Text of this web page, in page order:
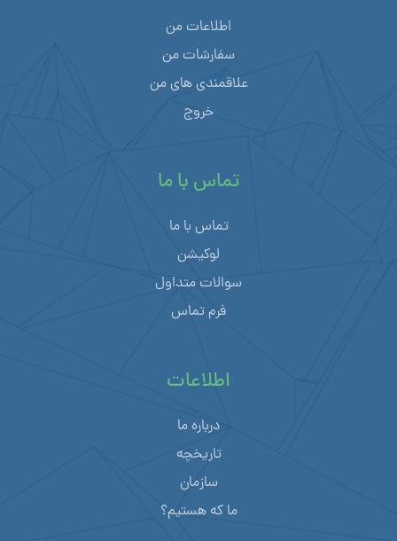
اطلاعات من
سفارشات من
علاقمندی های من
خروج
تماس با ما
تماس با ما
لوکیشن
سوالات متداول
فرم تماس
اطلاعات
درباره ما
تاریخچه
سازمان
ما که هستیم؟